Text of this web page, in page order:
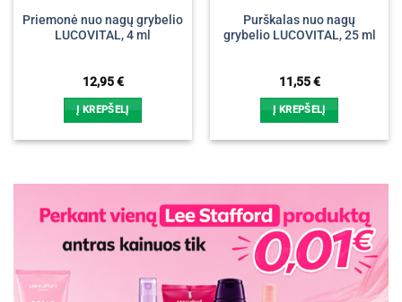
Priemonė nuo nagų grybelio
LUCOVITAL, 4 ml
12,95€
Į KREPŠELĮ
Purškalas nuo nagų
grybelio LUCOVITAL, 25 ml
11,55€
Į KREPŠELĮ